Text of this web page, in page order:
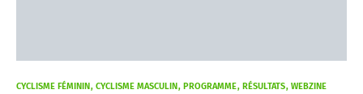
CYCLISME FÉMININ CYCLISME MASCULIN PROGRAMME RÉSULTATS WEBZINE